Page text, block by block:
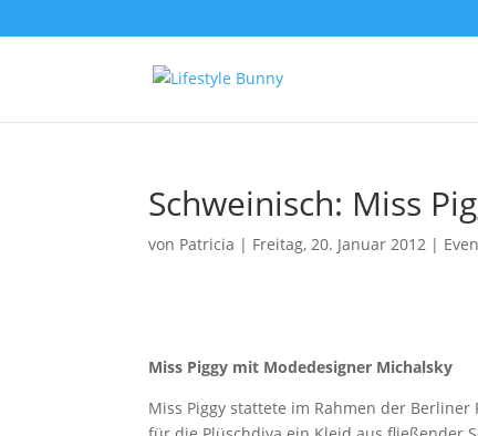
Schweinisch: Miss
von Patricia | Freitag, 20. Januar 2012 |
Miss Piggy mit Modedesigner Michalsky
Miss Piggy stattete im Rahmen der